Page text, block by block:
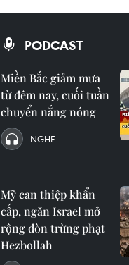
PODCAST
Miền Bắc giảm mưa
từ đêm nay, cuối tuần
chuyển nắng nóng
NGHE
Mỹ can thiệp khẩn
cấp, ngăn Israel mở
rộng đòn trừng phạt
Hezbollah